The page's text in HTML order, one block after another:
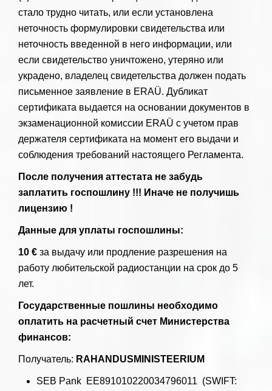
стало трудно читать, или если установлена ​​
неточность формулировки свидетельства или
неточность введенной в него информации, или
если свидетельство уничтожено, утеряно или
украдено, владелец свидетельства должен подать
письменное заявление в ERAÜ. Дубликат
сертификата выдается на основании документов в
экзаменационной комиссии ERAÜ с учетом прав
держателя сертификата на момент его выдачи и
соблюдения требований настоящего Регламента.
После получения аттестата не забудь
заплатить госпошлину !!! Иначе не получишь
лицензию !
Данные для уплаты госпошлины:
10 € за выдачу или продление разрешения на
работу любительской радиостанции на срок до 5
лет.
Государственные пошлины необходимо
оплатить на расчетный счет Министерства
финансов:
Получатель: RAHANDUSMINISTEERIUM
SEB Pank EE891010220034796011 (SWIFT: